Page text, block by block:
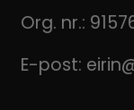
Org. nr.:
E-post: